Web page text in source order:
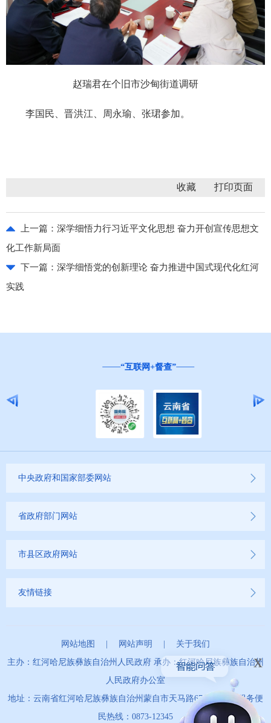
赵瑞君在个旧市沙甸街道调研
李国民、晋洪江、周永瑜、张珺参加。
收藏
上一篇： 深学细悟力行习近平文化思想 奋力开创宣传思想文
化工作新局面
下一篇： 深学细悟党的创新理论 奋力推进中国式现代化红河
实践
“互联网+督查”
中央政府和国家部委网站
省政府部门网站
市县区政府网站
友情链接
网站地图 | 网站声明 | 关于我们
主办：红河哈尼族彝族自治州人民政府 承办：红河哈尼族彝族自治州
人民政府办公室
地址：云南省红河哈尼族彝族自治州蒙自市天马路67号 政务服务便
民热线：0873-12345
x